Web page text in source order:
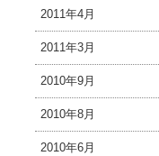
2011年4月
2011年3月
2010年9月
2010年8月
2010年6月